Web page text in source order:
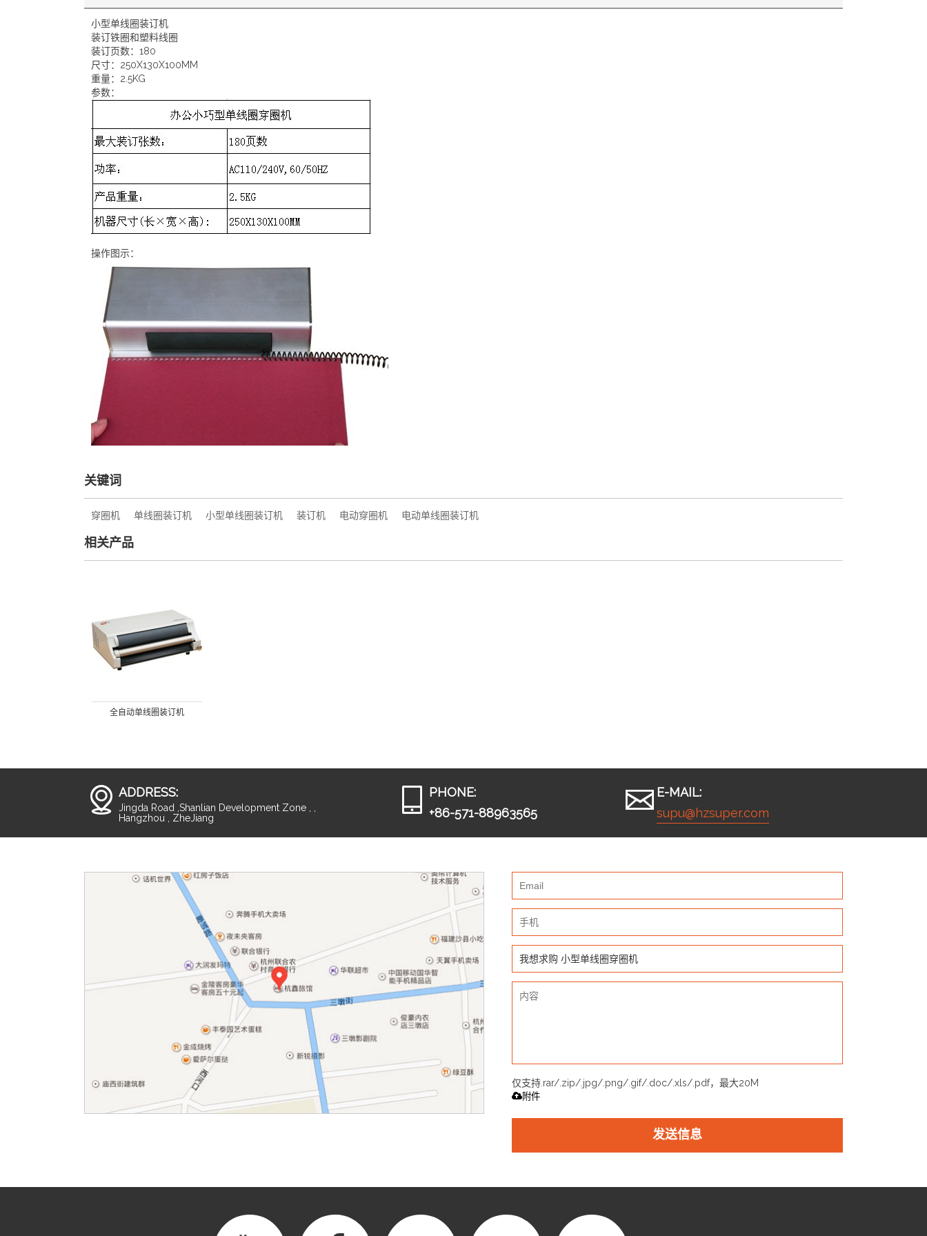
小型单线圈装订机
装订铁圈和塑料线圈
装订页数：180
尺寸：250X130X100MM
重量：2.5KG
参数：
操作图示：
关键词
穿圈机 单线圈装订机 小型单线圈装订机 装订机 电动穿圈机 电动单线圈装订机
相关产品
全自动单线圈装订机
ADDRESS:
Jingda Road ,Shanlian Development Zone , ,
Hangzhou , ZheJiang
PHONE:
+86-571-88963565
E-MAIL:
supu@hzsuper.com
仅支持.rar/.zip/.jpg/.png/.gif/.doc/.xls/.pdf，最大20M
附件
发送信息